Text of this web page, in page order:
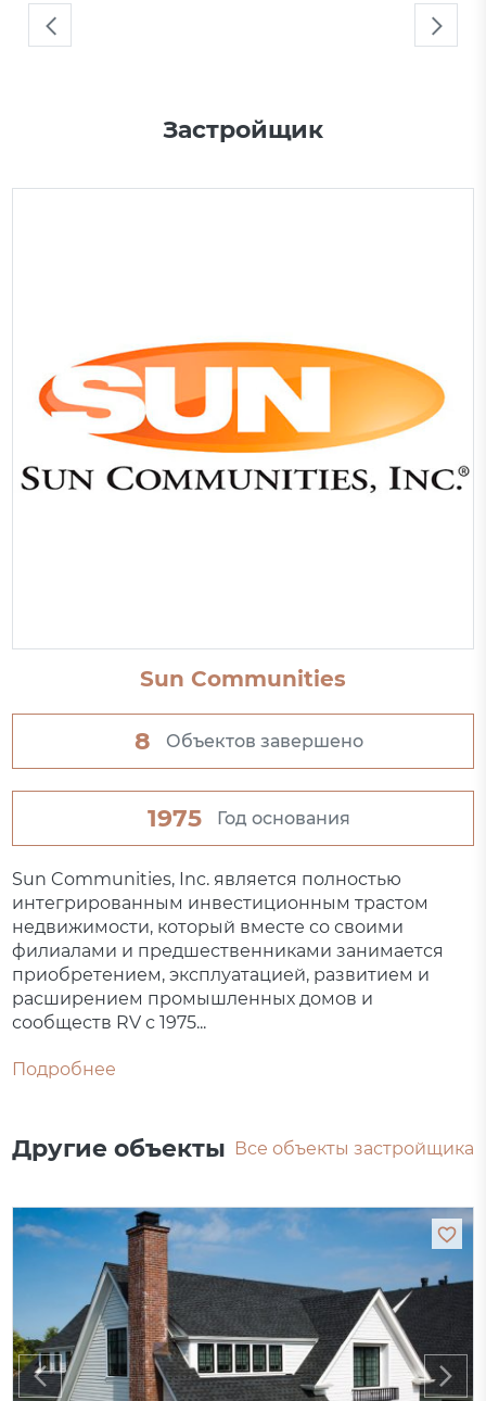
Застройщик
Sun Communities
8 Объектов завершено
1975 Год основания
Sun Communities, Inc. является полностью
интегрированным инвестиционным трастом
недвижимости, который вместе со своими
филиалами и предшественниками занимается
приобретением, эксплуатацией, развитием и
расширением промышленных домов и
сообществ RV с 1975...
Подробнее
Другие объекты Все объекты застройщика